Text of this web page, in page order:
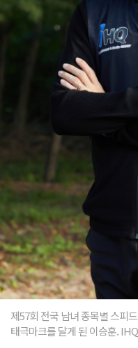
제57회 전국 남녀 종목별 스피
태극마크를 달게 된 이승훈.